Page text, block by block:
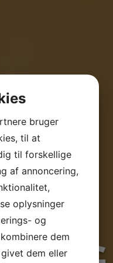
bruger
til at
til forskellige
af annoncering,
oplysninger
og
dem
dem eller